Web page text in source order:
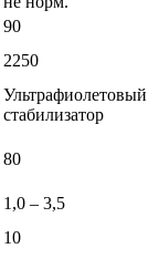
90
2250
Ультрафиолетовый
стабилизатор
80
1,0 – 3,5
10